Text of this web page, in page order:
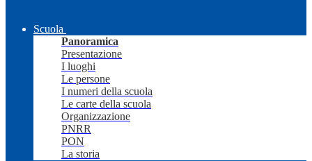
Scuola
Panoramica
Presentazione
I luoghi
Le persone
I numeri della scuola
Le carte della scuola
Organizzazione
PNRR
PON
La storia